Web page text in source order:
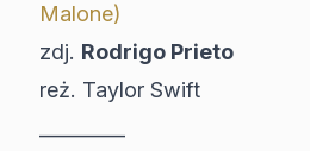
Malone)
zdj. Rodrigo Prieto
reż. Taylor Swift